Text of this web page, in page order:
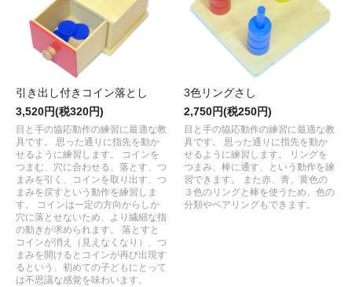
引き出し付きコイン落とし
3,520円(税320円)
目と手の協応動作の練習に最適な教
具です。 思った通りに指先を動か
せるように練習します。 コインを
つまむ、穴に合わせる、落とす、つ
まみを引く、コインを取り出す、つ
まみを戻すという動作を練習しま
す。 コインは一定の方向からしか
穴に落とせないため、より繊細な指
の動きが求められます。 落とすと
コインが消え（見えなくなり）、つ
まみを開けるとコインが再び出現す
るという、初めての子どもにとって
は不思議な感覚を味わいます。
3色リングさし
2,750円(税250円)
目と手の協応動作の練習に最適な教
具です。 思った通りに指先を動か
せるように練習します。 リングを
つまみ、棒に通す、という動作を練
習できます。 また赤、青、黄色の
３色のリングと棒を使うため、色の
分類やペアリングもできます。